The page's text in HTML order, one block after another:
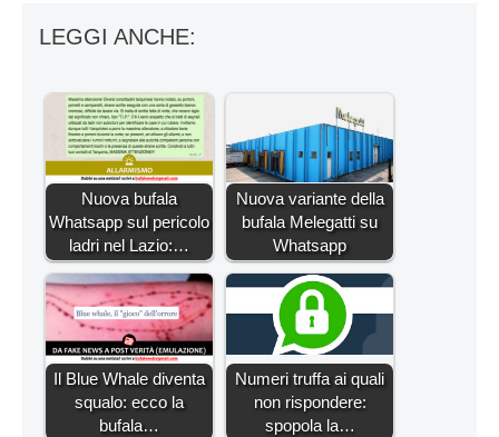
LEGGI ANCHE:
Nuova bufala
Whatsapp sul pericolo
ladri nel Lazio:…
Nuova variante della
bufala Melegatti su
Whatsapp
Il Blue Whale diventa
squalo: ecco la
bufala…
Numeri truffa ai quali
non rispondere:
spopola la…